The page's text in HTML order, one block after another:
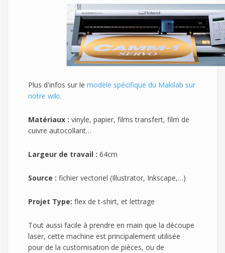
Plus d'infos sur le modèle spécifique du Makilab sur
notre wiki.
Matériaux : vinyle, papier, films transfert, film de
cuivre autocollant…
Largeur de travail : 64cm
Source : fichier vectoriel (Illustrator, Inkscape,…)
Projet Type: flex de t-shirt, et lettrage
Tout aussi facile à prendre en main que la découpe
laser, cette machine est principalement utilisée
pour de la customisation de pièces, ou de